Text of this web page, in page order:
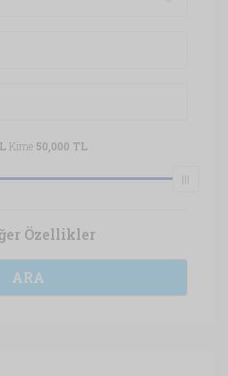
Kime 50,000 TL
Özellikler
ARA